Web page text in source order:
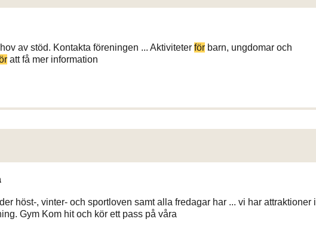
av stöd. Kontakta föreningen ... Aktiviteter för barn, ungdomar och
att få mer information
höst-, vinter- och sportloven samt alla fredagar har ... vi har attraktioner i
Gym Kom hit och kör ett pass på våra